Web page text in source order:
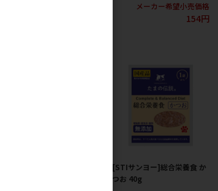
メーカー希望小売価格
154円
[STIサンヨー]総合栄養食 か
つお 40g